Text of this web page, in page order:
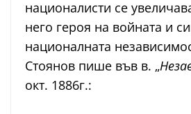
националисти се
него героя на войната и
националната
Стоянов пише във в. „
окт. 1886г.: